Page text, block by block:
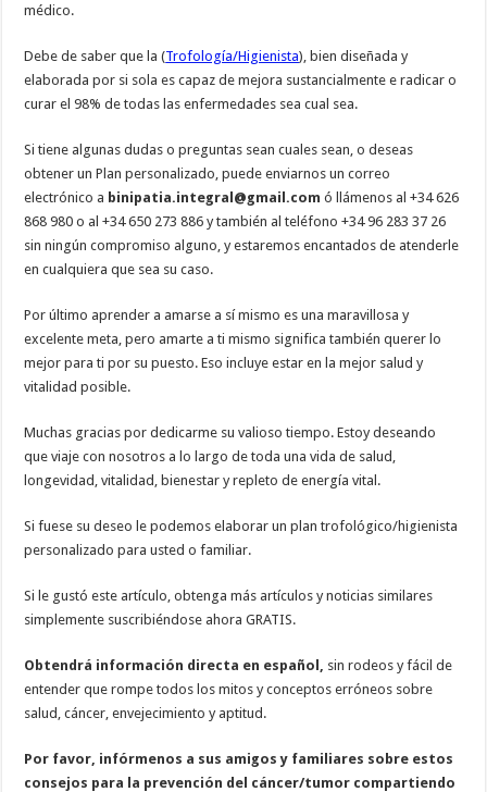
médico.
Debe de saber que la (Trofología/Higienista), bien diseñada y
elaborada por si sola es capaz de mejora sustancialmente e radicar o
curar el 98% de todas las enfermedades sea cual sea.
Si tiene algunas dudas o preguntas sean cuales sean, o deseas
obtener un Plan personalizado, puede enviarnos un correo
electrónico a binipatia.integral@gmail.com ó llámenos al +34 626
868 980 o al +34 650 273 886 y también al teléfono +34 96 283 37 26
sin ningún compromiso alguno, y estaremos encantados de atenderle
en cualquiera que sea su caso.
Por último aprender a amarse a sí mismo es una maravillosa y
excelente meta, pero amarte a ti mismo significa también querer lo
mejor para ti por su puesto. Eso incluye estar en la mejor salud y
vitalidad posible.
Muchas gracias por dedicarme su valioso tiempo. Estoy deseando
que viaje con nosotros a lo largo de toda una vida de salud,
longevidad, vitalidad, bienestar y repleto de energía vital.
Si fuese su deseo le podemos elaborar un plan trofológico/higienista
personalizado para usted o familiar.
Si le gustó este artículo, obtenga más artículos y noticias similares
simplemente suscribiéndose ahora GRATIS.
Obtendrá información directa en español,
sin rodeos y fácil de
entender que rompe todos los mitos y conceptos erróneos sobre
salud, cáncer, envejecimiento y aptitud.
Por favor, infórmenos a sus amigos y familiares sobre estos
consejos para la prevención del cáncer/tumor compartiendo